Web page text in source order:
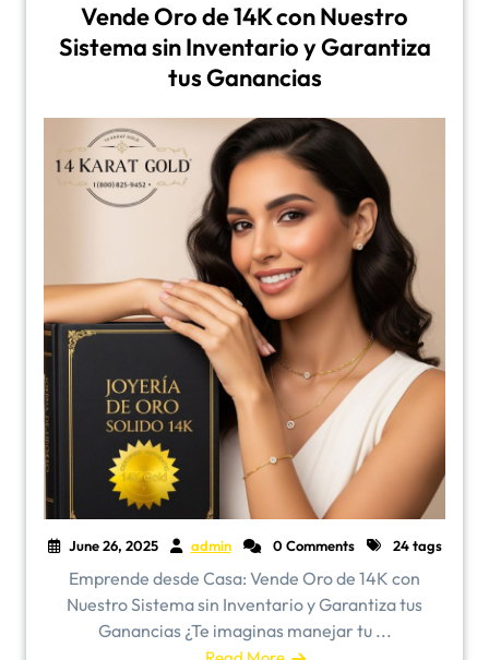
Vende Oro de 14K con Nuestro
Sistema sin Inventario y Garantiza
tus Ganancias
June 26, 2025 admin 0 Comments 24 tags
Emprende desde Casa: Vende Oro de 14K con
Nuestro Sistema sin Inventario y Garantiza tus
Ganancias ¿Te imaginas manejar tu ...